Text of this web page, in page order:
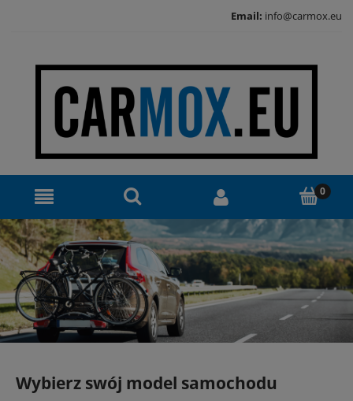
Email: info@carmox.eu
Wybierz swój model samochodu